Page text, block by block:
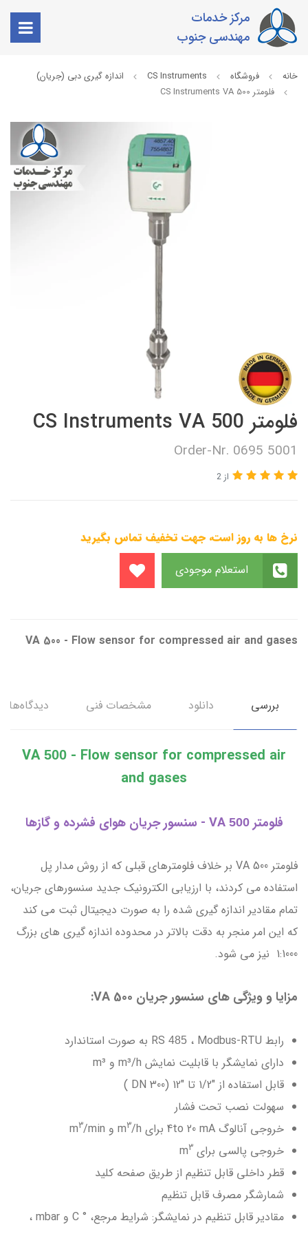
مرکز خدمات
مهندسی جنوب
خانه فروشگاه CS Instruments
اندازه گیری دبی (جریان)
فلومتر CS Instruments VA 500
فلومتر CS Instruments VA 500
Order-Nr. 0695 5001
از 2
نرخ ها به روز است، جهت تخفیف تماس بگیرید
VA 500 - Flow sensor for compressed air and gases
بررسی دانلود مشخصات فنی دیدگاه‌ها
VA 500 - Flow sensor for compressed air
and gases
فلومتر VA500 - سنسور جریان هوای فشرده و گازها
فلومتر VA 500 بر خلاف فلومترهای قبلی که از روش مدار پل
استفاده می­ کردند، با ارزیابی الکترونیک جدید سنسورهای جریان،
تمام مقادیر اندازه گیری شده را به صورت دیجیتال ثبت می کند
که این امر منجر به دقت بالاتر در محدوده اندازه گیری های بزرگ
1:1000 نیز می شود.
مزایا و ویژگی های سنسور جریان VA 500:
رابط RS 485 ، Modbus-RTU به صورت استاندارد
دارای نمایشگر با قابلیت نمایش m³/h و m³
قابل استفاده از "1/2 تا "12 (300 DN )
سهولت نصب تحت فشار
خروجی آنالوگ 4to 20 mA برای m
3/h و m 3/min
خروجی پالسی برای m 3
قطر داخلی قابل تنظیم از طریق صفحه کلید
شمارشگر مصرف قابل تنظیم
مقادیر قابل تنظیم در نمایشگر: شرایط مرجع، ° C و mbar ،